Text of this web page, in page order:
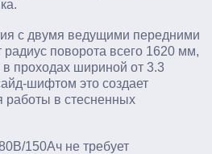
с двумя ведущими передними
радиус поворота всего 1620 мм,
в проходах шириной от 3.3
шифтом это создает
работы в стесненных
150Ач не требует